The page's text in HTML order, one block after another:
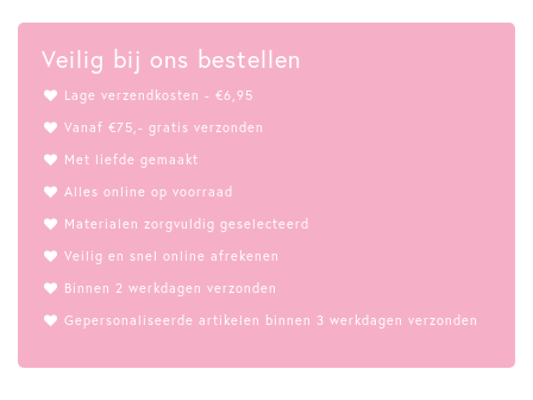
Veilig bij ons bestellen
Lage verzendkosten - €6,95
Vanaf €75,- gratis verzonden
Met liefde gemaakt
Alles online op voorraad
Materialen zorgvuldig geselecteerd
Veilig en snel online afrekenen
Binnen 2 werkdagen verzonden
Gepersonaliseerde artikelen binnen 3 werkdagen verzonden